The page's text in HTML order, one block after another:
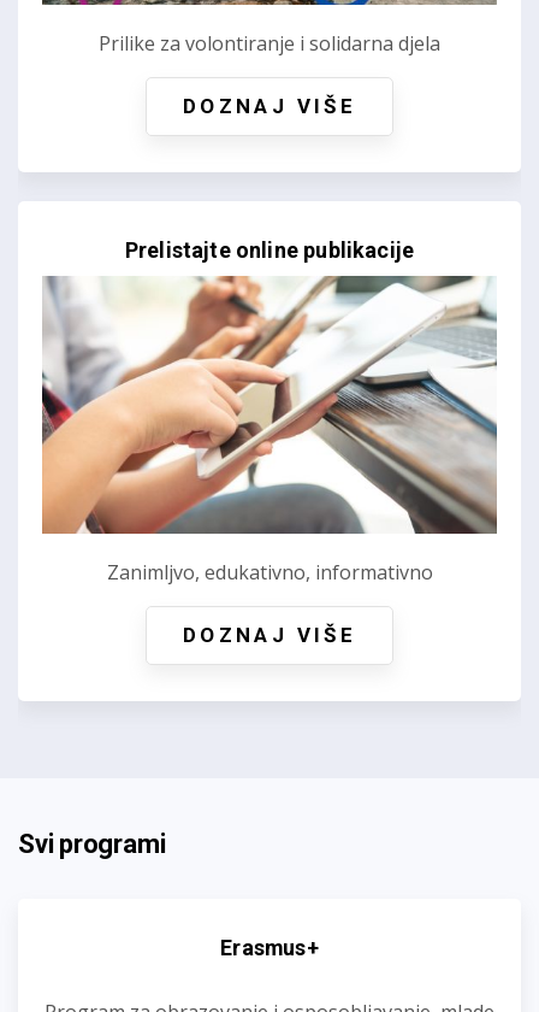
Prilike za volontiranje i solidarna djela
DOZNAJ VIŠE
Prelistajte online publikacije
Zanimljvo, edukativno, informativno
DOZNAJ VIŠE
Svi programi
Erasmus+